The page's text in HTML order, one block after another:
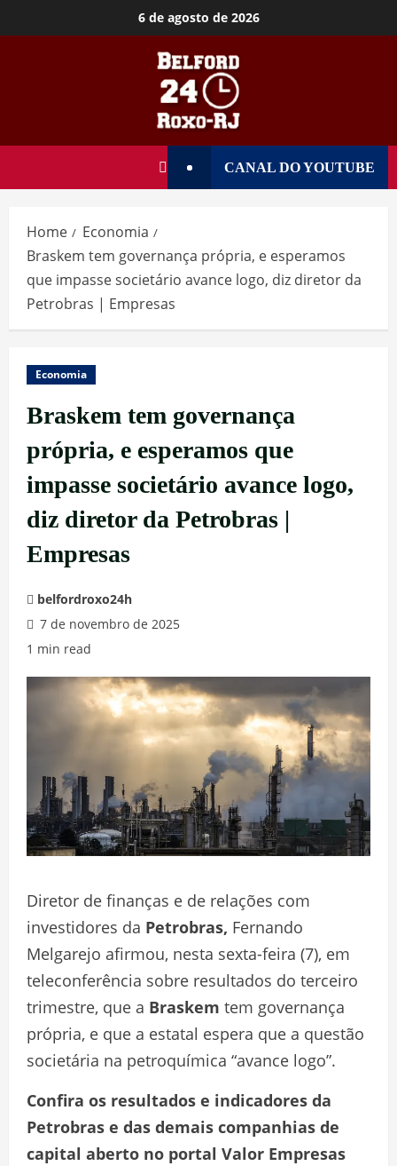
6 de agosto de 2026
CANAL DO YOUTUBE
Home
Economia
Braskem tem governança própria, e esperamos
que impasse societário avance logo, diz diretor da
Petrobras | Empresas
Economia
Braskem tem governança
própria, e esperamos que
impasse societário avance logo,
diz diretor da Petrobras |
Empresas
belfordroxo24h
7 de novembro de 2025
1 min read
Diretor de finanças e de relações com
investidores da Petrobras, Fernando
Melgarejo afirmou, nesta sexta-feira (7), em
teleconferência sobre resultados do terceiro
trimestre, que a Braskem tem governança
própria, e que a estatal espera que a questão
societária na petroquímica “avance logo”.
Confira os resultados e indicadores da
Petrobras e das demais companhias de
capital aberto no portal Valor Empresas